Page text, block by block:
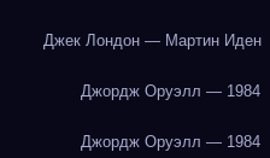
Джек Лондон — Мартин Иден
Джордж Оруэлл — 1984
Джордж Оруэлл — 1984